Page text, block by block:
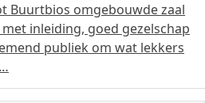
Buurtbios omgebouwde zaal
inleiding, goed gezelschap
publiek om wat lekkers